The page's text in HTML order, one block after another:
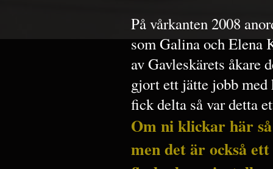
På vårkanten 2008
som Galina och Elena
av Gavleskärets åkare
gjort ett jätte jobb med
fick delta så var detta
Om ni klickar här
men det är också